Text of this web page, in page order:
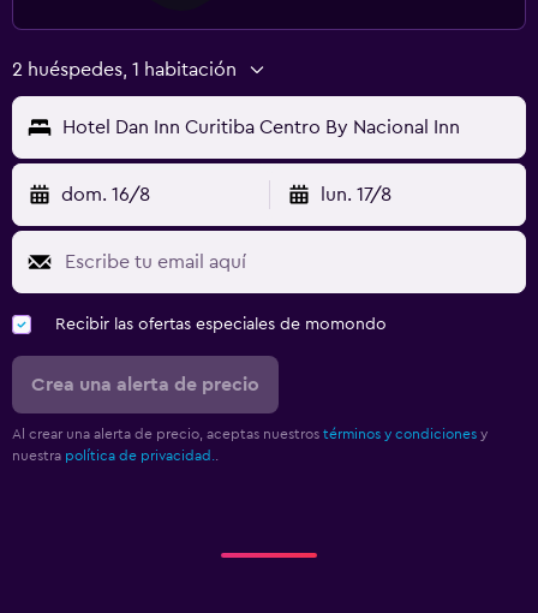
2 huéspedes, 1 habitación
Hotel Dan Inn Curitiba Centro By Nacional Inn
dom. 16/8 lun. 17/8
Recibir las ofertas especiales de momondo
Crea una alerta de precio
Al crear una alerta de precio, aceptas nuestros términos y condiciones y
nuestra política de privacidad.